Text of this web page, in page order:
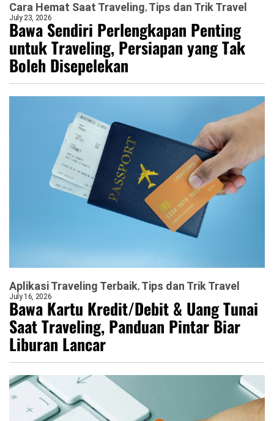
Cara Hemat Saat Traveling Tips dan Trik Travel
July 23, 2026
Bawa Sendiri Perlengkapan Penting
untuk Traveling, Persiapan yang Tak
Boleh Disepelekan
Aplikasi Traveling Terbaik Tips dan Trik Travel
July 16, 2026
Bawa Kartu Kredit/Debit & Uang Tunai
Saat Traveling, Panduan Pintar Biar
Liburan Lancar